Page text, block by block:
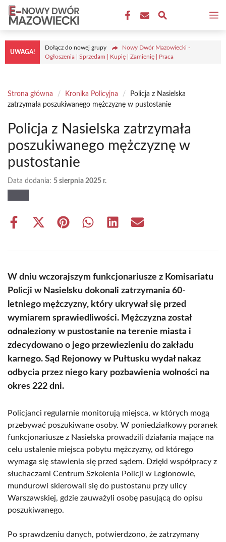
Przejdź
treści
UWAGA!
Dołącz do nowej grupy
Nowy Dwór Mazowiecki -
Ogłoszenia | Sprzedam | Kupię | Zamienię | Praca
Strona główna / Kronika Policyjna /
Policja z Nasielska
zatrzymała poszukiwanego mężczyznę w pustostanie
Policja z Nasielska zatrzymała
poszukiwanego mężczyznę w
pustostanie
Data dodania: 5 sierpnia 2025 r.
Share
Share
(Twitter)
Share Share Share Share
W dniu wczorajszym funkcjonariusze z Komisariatu
Policji w Nasielsku dokonali zatrzymania 60-
letniego mężczyzny, który ukrywał się przed
wymiarem sprawiedliwości. Mężczyzna został
odnaleziony w pustostanie na terenie miasta i
zdecydowano o jego przewiezieniu do zakładu
karnego. Sąd Rejonowy w Pułtusku wydał nakaz
odbycia przez niego kary pozbawienia wolności na
okres 222 dni.
Policjanci regularnie monitorują miejsca, w których mogą
przebywać poszukiwane osoby. W poniedziałkowy poranek
funkcjonariusze z Nasielska prowadzili działania mające na
celu ustalenie miejsca pobytu mężczyzny, od którego
wymaga się stawienia się przed sądem. Dzięki współpracy z
słuchaczami Centrum Szkolenia Policji w Legionowie,
mundurowi skierowali się do pustostanu przy ulicy
Warszawskiej, gdzie zauważyli osobę pasującą do opisu
poszukiwanego.
Po sprawdzeniu danych, potwierdzono, że zatrzymany